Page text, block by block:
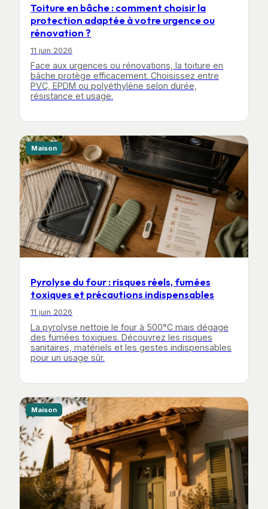
Toiture en bâche : comment choisir la
protection adaptée à votre urgence ou
rénovation ?
11 juin 2026
Face aux urgences ou rénovations, la toiture en
bâche protège efficacement. Choisissez entre
PVC, EPDM ou polyéthylène selon durée,
résistance et usage.
Maison
Pyrolyse du four : risques réels, fumées
toxiques et précautions indispensables
11 juin 2026
La pyrolyse nettoie le four à 500°C mais dégage
des fumées toxiques. Découvrez les risques
sanitaires, matériels et les gestes indispensables
pour un usage sûr.
Maison